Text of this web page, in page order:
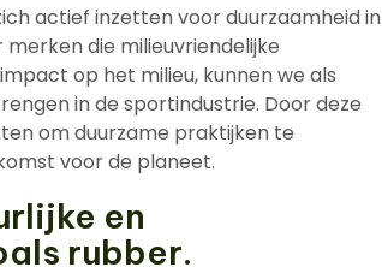
actief inzetten voor duurzaamheid in
die milieuvriendelijke
op het milieu, kunnen we als
in de sportindustrie. Door deze
om duurzame praktijken te
voor de planeet.
en
rubber.